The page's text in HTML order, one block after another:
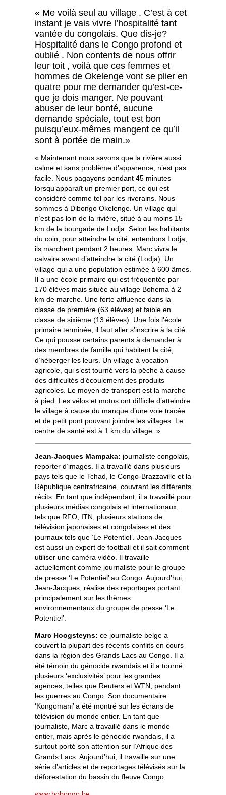
« Me voilà seul au village . C’est à cet
instant je vais vivre l’hospitalité tant
vantée du congolais. Que dis-je?
Hospitalité dans le Congo profond et
oublié . Non contents de nous offrir
leur toit , voilà que ces femmes et
hommes de Okelenge vont se plier en
quatre pour me demander qu’est-ce-
que je dois manger. Ne pouvant
abuser de leur bonté, aucune
demande spéciale, tout est bon
puisqu’eux-mêmes mangent ce qu’il
sont à portée de main.»
« Maintenant nous savons que la rivière aussi
calme et sans problème d’apparence, n’est pas
facile. Nous pagayons pendant 45 minutes
lorsqu’apparaît un premier port, ce qui est
considéré comme tel par les riverains. Nous
sommes à Dibongo Okelenge. Un village qui
n’est pas loin de la rivière, situé à au moins 15
km de la bourgade de Lodja. Selon les habitants
du coin, pour atteindre la cité, entendons Lodja,
ils marchent pendant 2 heures. Marc vivra le
calvaire avant d’atteindre la cité (Lodja). Un
village qui a une population estimée à 600 âmes.
Il a une école primaire qui est fréquentée par
170 élèves mais située au village Bohema à 2
km de marche. Une forte affluence dans la
classe de première (63 élèves) et faible en
classe de sixième (13 élèves). Une fois l’école
primaire terminée, il faut aller s’inscrire à la cité.
Ce qui pousse certains parents à demander à
des membres de famille qui habitent la cité,
d’héberger les leurs. Un village à vocation
agricole, qui s’est tourné vers la pêche à cause
des difficultés d’écoulement des produits
agricoles. Le moyen de transport est la marche
à pied. Les vélos et motos ont difficile d’atteindre
le village à cause du manque d’une voie tracée
et de petit pont pouvant joindre les villages. Le
centre de santé est à 1 km du village. »
Jean-Jacques Mampaka: journaliste congolais,
reporter d’images. Il a travaillé dans plusieurs
pays tels que le Tchad, le Congo-Brazzaville et la
République centrafricaine, couvrant les différents
récits. En tant que indépendant, il a travaillé pour
plusieurs médias congolais et internationaux,
tels que RFO, ITN, plusieurs stations de
télévision japonaises et congolaises et des
journaux tels que ‘Le Potentiel’. Jean-Jacques
est aussi un expert de football et il sait comment
utiliser une caméra vidéo. Il travaille
actuellement comme journaliste pour le groupe
de presse ‘Le Potentiel’ au Congo. Aujourd’hui,
Jean-Jacques, réalise des reportages portant
principalement sur les thèmes
environnementaux du groupe de presse ‘Le
Potentiel’.
Marc Hoogsteyns: ce journaliste belge a
couvert la plupart des récents conflits en cours
dans la région des Grands Lacs au Congo. Il a
été témoin du génocide rwandais et il a tourné
plusieurs ‘exclusivités’ pour les grandes
agences, telles que Reuters et WTN, pendant
les guerres au Congo. Son documentaire
‘Kongomani’ a été montré sur les écrans de
télévision du monde entier. En tant que
journaliste, Marc a travaillé dans le monde
entier, mais après le génocide rwandais, il a
surtout porté son attention sur l’Afrique des
Grands Lacs. Aujourd’hui, il travaille sur une
série d’articles et de reportages télévisés sur la
déforestation du bassin du fleuve Congo.